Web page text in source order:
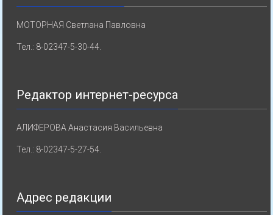
МОТОРНАЯ Светлана Павловна
Тел.: 8-02347-5-30-44.
Редактор интернет-ресурса
АЛИФЕРОВА Анастасия Васильевна
Тел.: 8-02347-5-27-54.
Адрес редакции